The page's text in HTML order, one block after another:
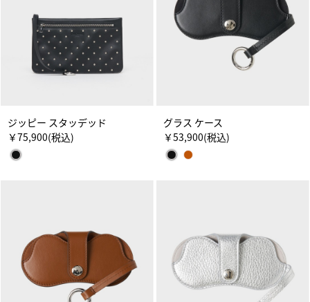
ジッピー スタッデッド
￥75,900(税込)
グラス ケース
￥53,900(税込)